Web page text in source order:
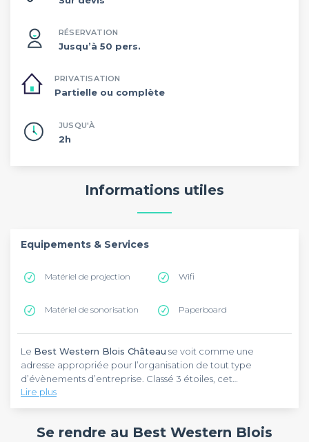
RÉSERVATION
Jusqu’à 50 pers.
PRIVATISATION
Partielle ou complète
JUSQU'À
2h
Informations utiles
Equipements & Services
Matériel de projection Wifi
Matériel de sonorisation Paperboard
Le Best Western Blois Château se voit comme une
adresse appropriée pour l’organisation de tout type
d’évènements d’entreprise. Classé 3 étoiles, cet
établissement se trouve dans l’Avenue du Docteur Jean
Laigret. Accessible via les transports en commun, cet hôtel
vous y venez par votre propre moyen, l’autoroute A10
Pourvu d’un cadre serein, leBest Western Blois Château
rassembler vos collaborateurs ou vos clients, cet hôtel
Lire plus
Se rendre au Best Western Blois